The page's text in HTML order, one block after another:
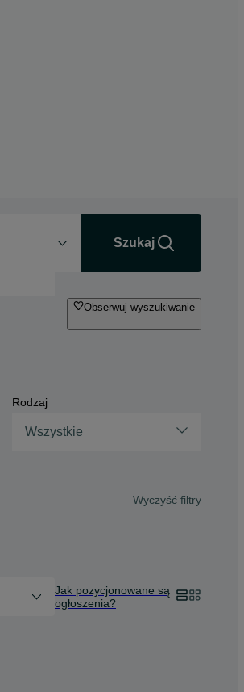
Szukaj
Obserwuj wyszukiwanie
Rodzaj
Wszystkie
Wyczyść filtry
Jak pozycjonowane są
ogłoszenia?